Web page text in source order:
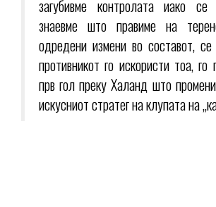
загубивме контролата иако
знаевме што правиме на
одредени измени во составот,
противникот го искористи тоа, го
прв гол преку Халанд што
искусниот стратег на клупата на